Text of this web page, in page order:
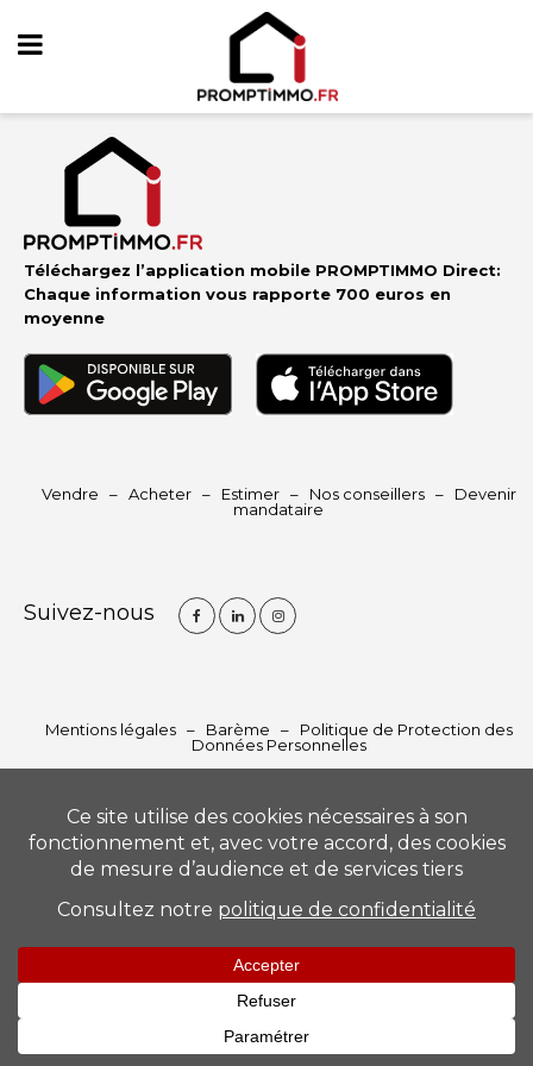
Téléchargez l’application mobile PROMPTIMMO Direct:
Chaque information vous rapporte 700 euros en
moyenne
Vendre – Acheter– Estimer– Nos conseillers– Devenir
mandataire
Suivez-nous
Mentions légales– Barème – Politique de Protection des
Données Personnelles